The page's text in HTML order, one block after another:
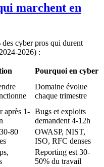
marchent en
cyber pros qui durent
2026) :
Pourquoi en cyber
Domaine évolue
chaque trimestre
après 1- Bugs et exploits
demandent 4-12h
80
OWASP, NIST,
ISO, RFC denses
Reporting est 30-
50% du travail